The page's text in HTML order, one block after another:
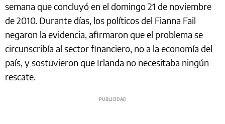
semana que concluyó en el domingo 21 de noviembre
de 2010. Durante días, los políticos del Fianna Fail
negaron la evidencia, afirmaron que el problema se
circunscribía al sector financiero, no a la economía del
país, y sostuvieron que Irlanda no necesitaba ningún
rescate.